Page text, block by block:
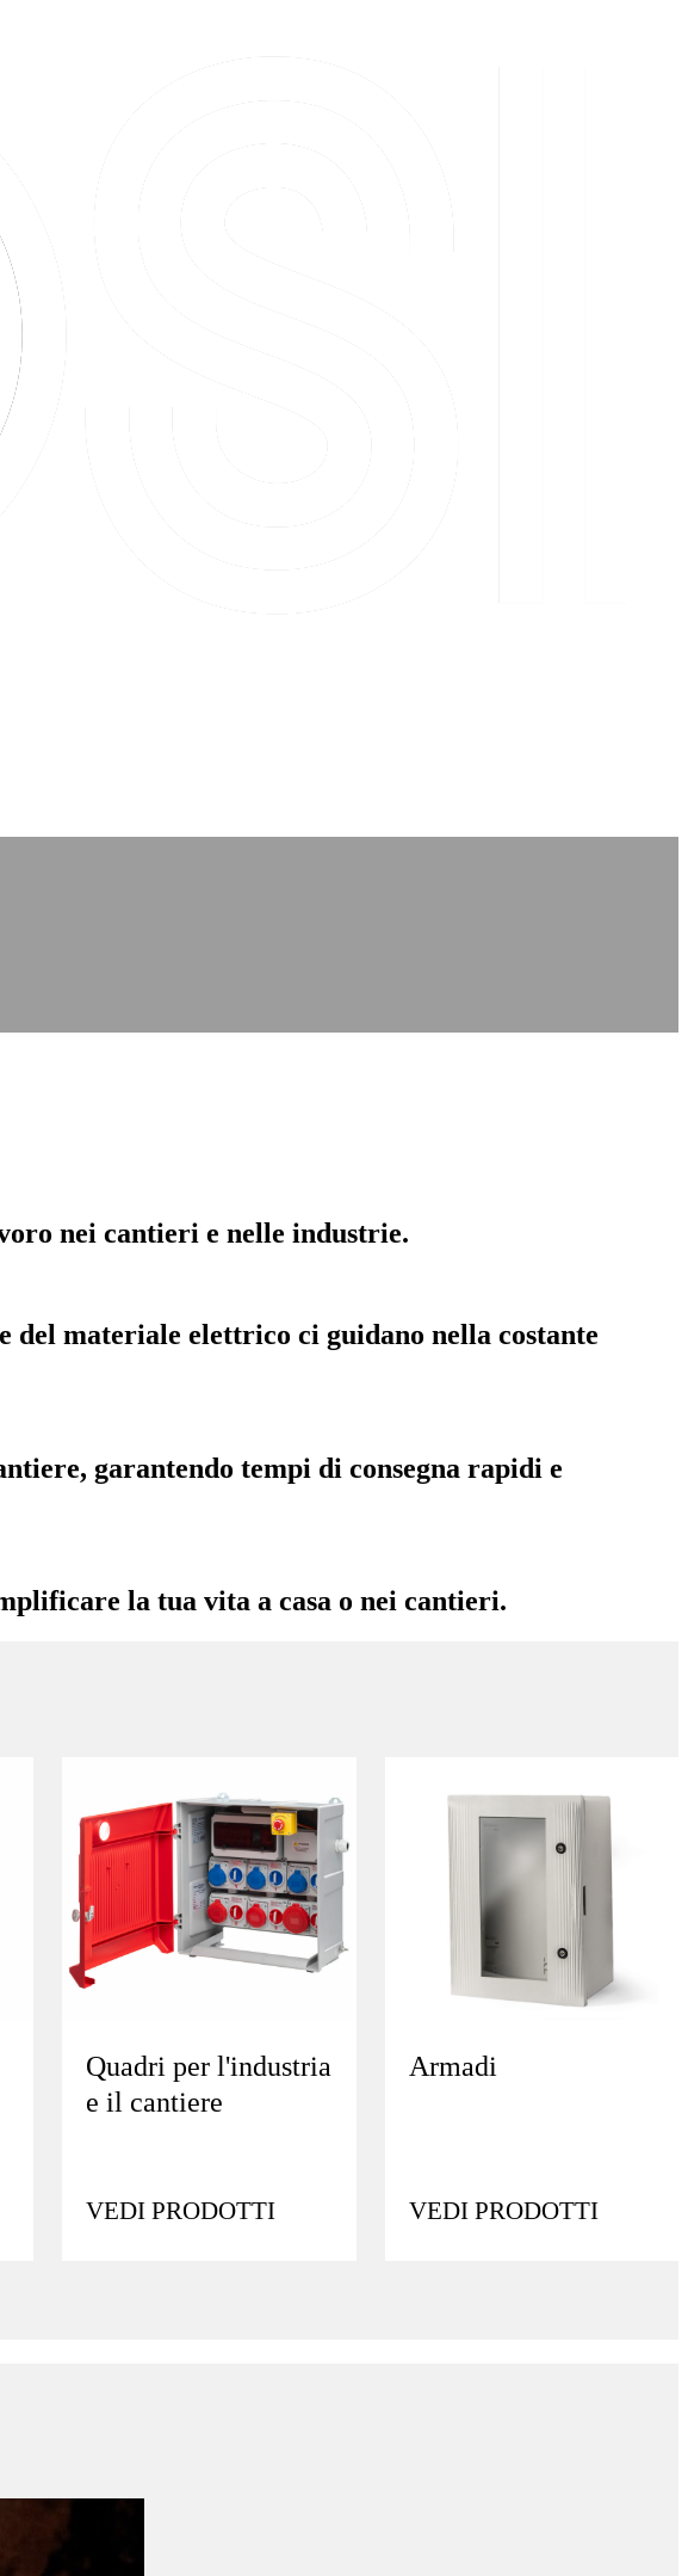
nei cantieri e nelle industrie.
del materiale elettrico ci guidano nella costante
garantendo tempi di consegna rapidi e
la tua vita a casa o nei cantieri.
Quadri per l'industria
e il cantiere
VEDI PRODOTTI
Armadi
VEDI PRODOTTI